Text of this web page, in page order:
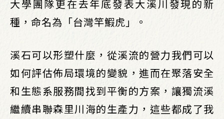
大學團隊更在去年底發表大溪川發現的新
種，命名為「台灣竿鰕虎」。
溪石可以形塑什麼，從溪流的營力我們可以
如何評估佈局環境的變貌，進而在聚落安全
和生態系服務間找到平衡的方案，讓獨流溪
繼續串聯森里川海的生產力，這些都成了我